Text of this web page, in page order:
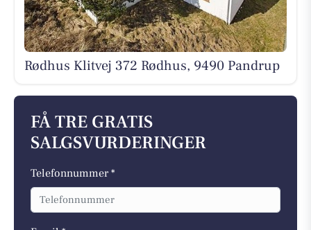
Rødhus Klitvej 372 Rødhus, 9490 Pandrup
FÅ TRE GRATIS
SALGSVURDERINGER
Telefonnummer *